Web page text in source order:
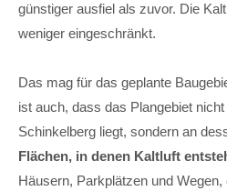
günstiger ausfiel als zuvor. Die
weniger eingeschränkt.
Das mag für das geplante
ist auch, dass das Plangebiet
Schinkelberg liegt, sondern an
Flächen, in denen Kaltluft
Häusern, Parkplätzen und